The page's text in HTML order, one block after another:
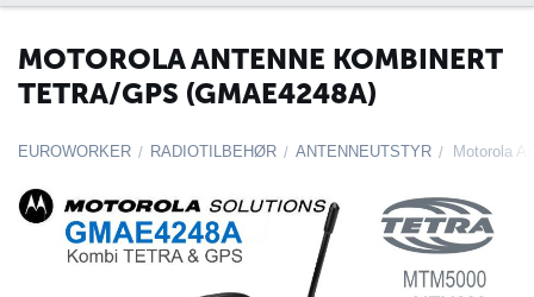
MOTOROLA ANTENNE KOMBINERT
TETRA/GPS (GMAE4248A)
EUROWORKER / RADIOTILBEHØR / ANTENNEUTSTYR /